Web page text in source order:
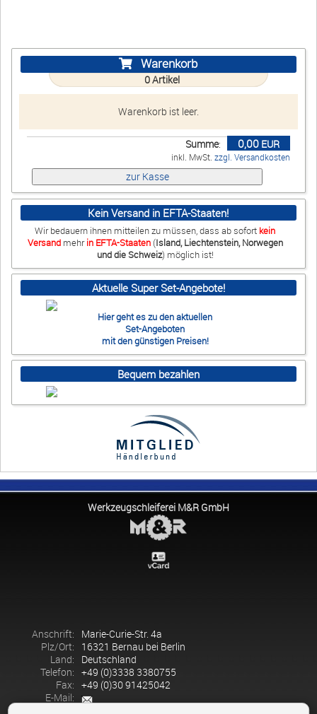
Warenkorb
0Artikel
Warenkorb ist leer.
Summe: 0,00 EUR
inkl. MwSt.zzgl. Versandkosten
Kein Versand in EFTA-Staaten!
Wir bedauern ihnen mitteilen zu müssen, dass ab sofort kein
Versandmehrin EFTA-Staaten(Island, Liechtenstein, Norwegen
und die Schweiz) möglich ist!
Aktuelle Super Set-Angebote!
Hier geht es zu den aktuellen
Set-Angeboten
mit den günstigen Preisen!
Bequem bezahlen
Werkzeugschleiferei M&R GmbH
Anschrift:
Marie-Curie-Str. 4a
Plz/Ort:
16321 Bernau bei Berlin
Land:
Deutschland
Telefon: +49 (0)3338 3380755
Fax: +49 (0)30 91425042
E-Mail: